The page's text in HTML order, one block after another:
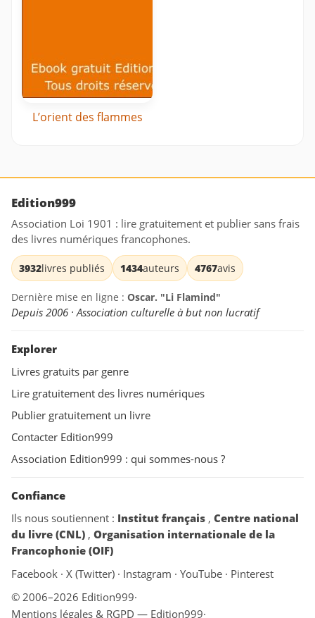
L’orient des flammes
Edition999
Association Loi 1901 : lire gratuitement et publier sans frais
des livres numériques francophones.
3932livres publiés 1434auteurs 4767avis
Dernière mise en ligne : Oscar. "Li Flamind"
Depuis 2006 · Association culturelle à but non lucratif
Explorer
Livres gratuits par genre
Lire gratuitement des livres numériques
Publier gratuitement un livre
Contacter Edition999
Association Edition999 : qui sommes-nous ?
Confiance
Ils nous soutiennent : Institut français , Centre national
du livre (CNL) , Organisation internationale de la
Francophonie (OIF)
Facebook · X (Twitter) · Instagram · YouTube · Pinterest
© 2006–2026 Edition999·
Mentions légales & RGPD — Edition999·